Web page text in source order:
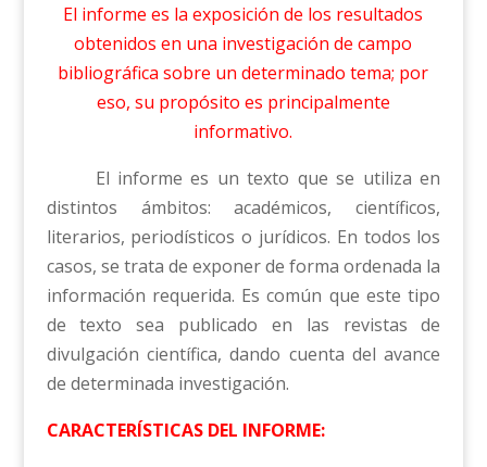
El informe es la exposición de los resultados
obtenidos en una investigación de campo
bibliográfica sobre un determinado tema; por
eso, su propósito es principalmente
informativo.
El informe es un texto que se utiliza en
distintos ámbitos: académicos, científicos,
literarios, periodísticos o jurídicos. En todos los
casos, se trata de exponer de forma ordenada la
información requerida. Es común que este tipo
de texto sea publicado en las revistas de
divulgación científica, dando cuenta del avance
de determinada investigación.
CARACTERÍSTICAS DEL INFORME: